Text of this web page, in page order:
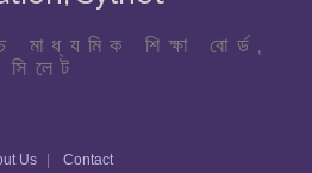
শিক্ষা বোর্ড,
সিলেট
Us Contact